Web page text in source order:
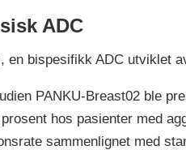
ADC
, en bispesifikk ADC utviklet
PANKU-Breast02 ble
hos pasienter med
sammenlignet med